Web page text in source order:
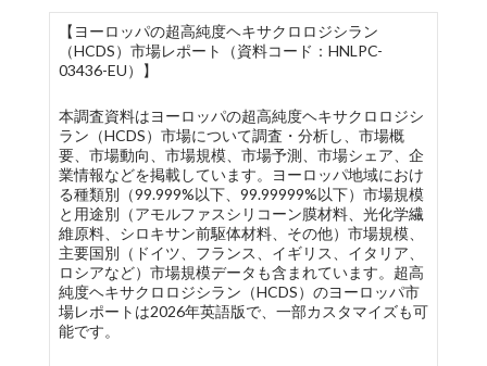
【ヨーロッパの超高純度ヘキサクロロジシラン
（HCDS）市場レポート（資料コード：HNLPC-
03436-EU）】
本調査資料はヨーロッパの超高純度ヘキサクロロジシ
ラン（HCDS）市場について調査・分析し、市場概
要、市場動向、市場規模、市場予測、市場シェア、企
業情報などを掲載しています。ヨーロッパ地域におけ
る種類別（99.999%以下、99.99999%以下）市場規模
と用途別（アモルファスシリコーン膜材料、光化学繊
維原料、シロキサン前駆体材料、その他）市場規模、
主要国別（ドイツ、フランス、イギリス、イタリア、
ロシアなど）市場規模データも含まれています。超高
純度ヘキサクロロジシラン（HCDS）のヨーロッパ市
場レポートは2026年英語版で、一部カスタマイズも可
能です。